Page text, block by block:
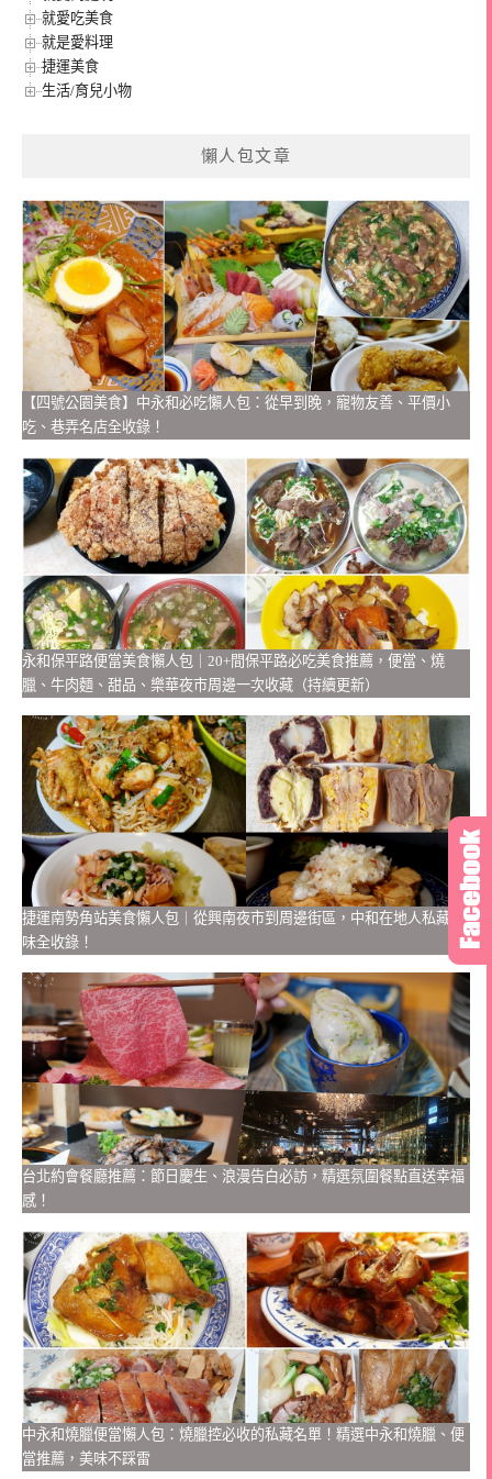
就愛吃美食
就是愛料理
捷運美食
生活/育兒小物
懶人包文章
【四號公園美食】中永和必吃懶人包：從早到晚，寵物友善、平價小
吃、巷弄名店全收錄！
永和保平路便當美食懶人包｜20+間保平路必吃美食推薦，便當、燒
臘、牛肉麵、甜品、樂華夜市周邊一次收藏（持續更新）
捷運南勢角站美食懶人包｜從興南夜市到周邊街區，中和在地人私藏美
味全收錄！
台北約會餐廳推薦：節日慶生、浪漫告白必訪，精選氛圍餐點直送幸福
感！
中永和燒臘便當懶人包：燒臘控必收的私藏名單！精選中永和燒臘、便
當推薦，美味不踩雷